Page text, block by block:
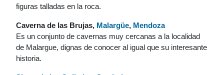
figuras talladas en la roca.
Caverna de las Brujas, Malargüe, Mendoza
Es un conjunto de cavernas muy cercanas a la localidad
de Malargue, dignas de conocer al igual que su interesante
historia.